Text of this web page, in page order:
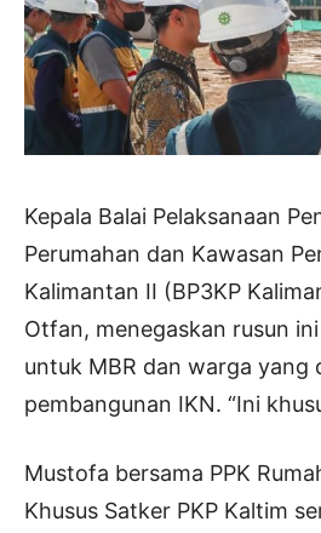
Kepala Balai Pelaksanaan
Perumahan dan Kawasan
Kalimantan II (BP3KP
Otfan, menegaskan rusun
untuk MBR dan warga yang
pembangunan IKN. “Ini
Mustofa bersama PPK
Khusus Satker PKP Kaltim